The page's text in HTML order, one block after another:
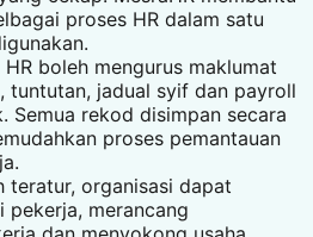
proses HR dalam satu
boleh mengurus maklumat
tuntutan, jadual syif dan payroll
Semua rekod disimpan secara
proses pemantauan
teratur, organisasi dapat
pekerja, merancang